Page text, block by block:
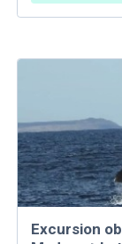
Excursion